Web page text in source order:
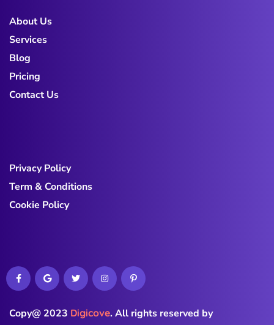
About Us
Services
Blog
Pricing
Contact Us
Privacy Policy
Term & Conditions
Cookie Policy
Copy@ 2023 Digicove.All rights reserved by